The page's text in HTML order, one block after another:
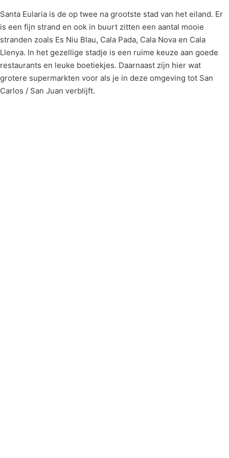
Santa Eularia is de op twee na grootste stad van het eiland. Er
is een fijn strand en ook in buurt zitten een aantal mooie
stranden zoals Es Niu Blau, Cala Pada, Cala Nova en Cala
Llenya. In het gezellige stadje is een ruime keuze aan goede
restaurants en leuke boetiekjes. Daarnaast zijn hier wat
grotere supermarkten voor als je in deze omgeving tot San
Carlos / San Juan verblijft.